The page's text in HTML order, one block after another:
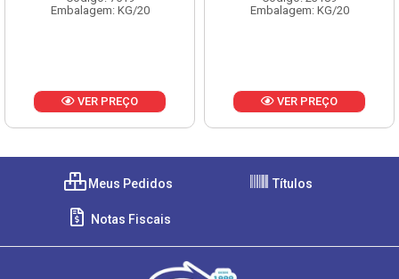
Embalagem: KG/20
VER PREÇO
Embalagem: KG/20
VER PREÇO
Meus Pedidos Títulos
Notas Fiscais